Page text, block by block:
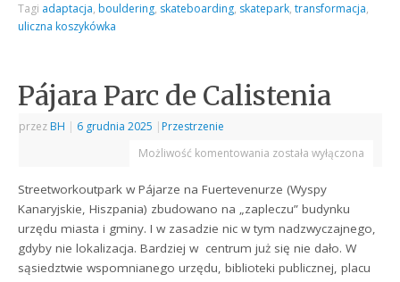
Tagi adaptacja, bouldering, skateboarding, skatepark,transformacja,
uliczna koszykówka
Pájara Parc de Calistenia
przez BH | 6 grudnia 2025 | Przestrzenie
Możliwość komentowania została wyłączona
Streetworkoutpark w Pájarze na Fuertevenurze (Wyspy
Kanaryjskie, Hiszpania) zbudowano na „zapleczu” budynku
urzędu miasta i gminy. I w zasadzie nic w tym nadzwyczajnego,
gdyby nie lokalizacja. Bardziej w centrum już się nie dało. W
sąsiedztwie wspomnianego urzędu, biblioteki publicznej, placu